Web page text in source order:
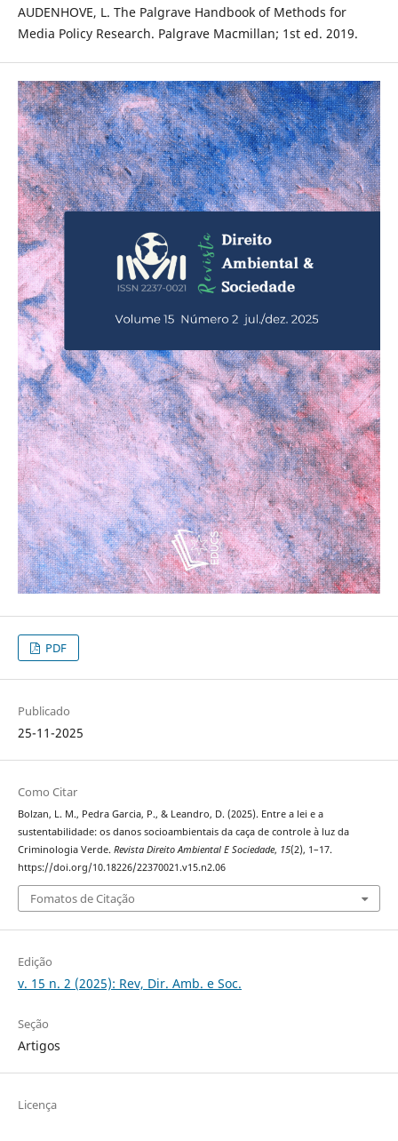
AUDENHOVE, L. The Palgrave Handbook of Methods for
Media Policy Research. Palgrave Macmillan; 1st ed. 2019.
PDF
Publicado
25-11-2025
Como Citar
Bolzan, L. M., Pedra Garcia, P., & Leandro, D. (2025). Entre a lei e a
sustentabilidade: os danos socioambientais da caça de controle à luz da
Criminologia Verde. Revista Direito Ambiental E Sociedade, 15(2), 1–17.
https://doi.org/10.18226/22370021.v15.n2.06
Fomatos de Citação
Edição
v. 15 n. 2 (2025): Rev, Dir. Amb. e Soc.
Seção
Artigos
Licença